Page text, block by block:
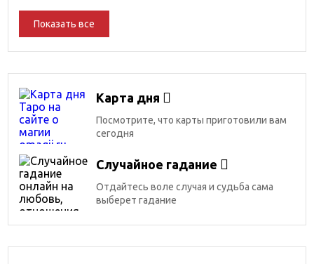
Показать все
Карта дня
Посмотрите, что карты приготовили вам
сегодня
Случайное гадание
Отдайтесь воле случая и судьба сама
выберет гадание